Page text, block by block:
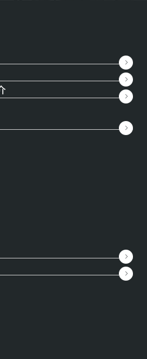
イバシーポリシーに則り、掲載に同意してい
ます。
時はこちらの番号をお伝えください
という特許取得の高
同時に使い、肌の引き締め
マシンです。